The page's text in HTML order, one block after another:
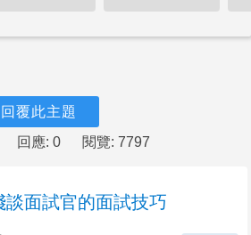
回覆此主題
回應: 0 閱覽: 7797
談面試官的面試技巧